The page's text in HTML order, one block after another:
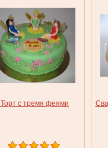
Торт с тремя феями